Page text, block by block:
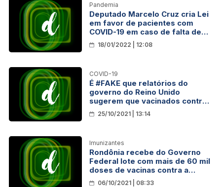
Pandemia
Deputado Marcelo Cruz cria Lei
em favor de pacientes com
COVID-19 em caso de falta de
UTI’s em Rondônia
18/01/2022 | 12:08
COVID-19
É #FAKE que relatórios do
governo do Reino Unido
sugerem que vacinados contra
Covid têm desenvolvido Aids
25/10/2021 | 13:14
Imunizantes
Rondônia recebe do Governo
Federal lote com mais de 60 mil
doses de vacinas contra a
covid-19
06/10/2021 | 08:33